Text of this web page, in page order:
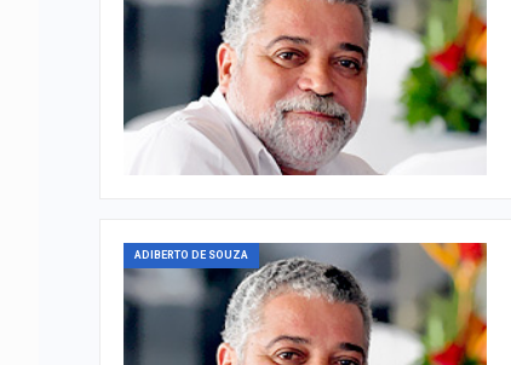
ADIBERTO DE SOUZA